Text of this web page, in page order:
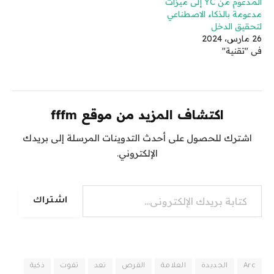
مدعومة بالذكاء الاصطناعي
لتحقيق الدخل
26 مارس، 2024
في "تقنية"
اكتشاف المزيد من موقع fffm
اشترك للحصول على أحدث التدوينات المرسلة إلى بريدك
الإلكتروني.
كتابة بريدك الإلكتروني...
اشتراك
Arc الجديدة العلامة القرص تعد تفوت ذكية